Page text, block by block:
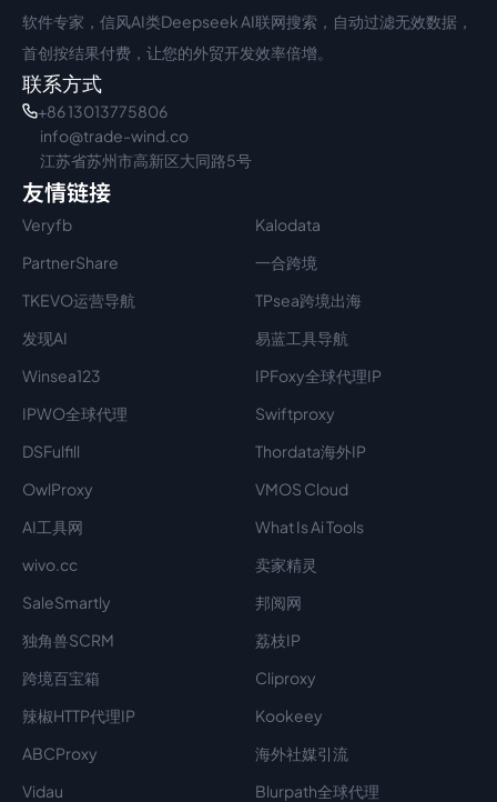
软件专家，信风AI类Deepseek AI联网搜索，自动过滤无效数据，
首创按结果付费，让您的外贸开发效率倍增。
联系方式
+86 13013775806
info@trade-wind.co
江苏省苏州市高新区大同路5号
友情链接
Veryfb
Kalodata
PartnerShare
一合跨境
TKEVO运营导航
TPsea跨境出海
发现AI
易蓝工具导航
Winsea123
IPFoxy全球代理IP
IPWO全球代理
Swiftproxy
DSFulfill
Thordata海外IP
OwlProxy
VMOS Cloud
AI工具网
What Is Ai Tools
wivo.cc
卖家精灵
SaleSmartly
邦阅网
独角兽SCRM
荔枝IP
跨境百宝箱
Cliproxy
辣椒HTTP代理IP
Kookeey
ABCProxy
海外社媒引流
Vidau
Blurpath全球代理